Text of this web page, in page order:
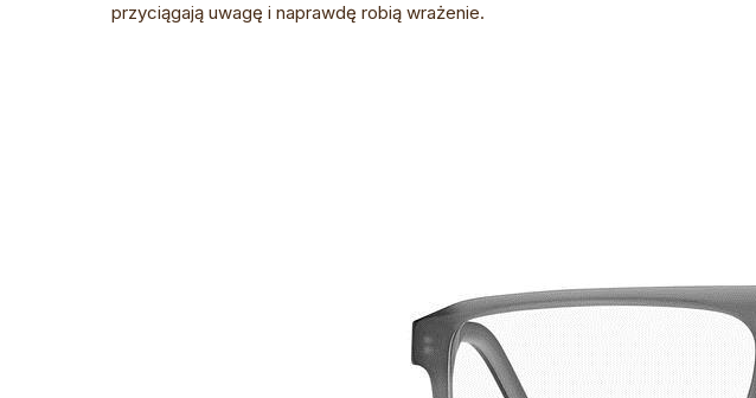
przyciągają uwagę i naprawdę robią wrażenie.